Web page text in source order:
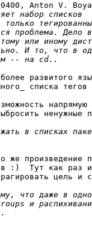
Anton V.
развитого
списка
напрямую
ненужные
же произведение
:)  Тут как раз
цель и